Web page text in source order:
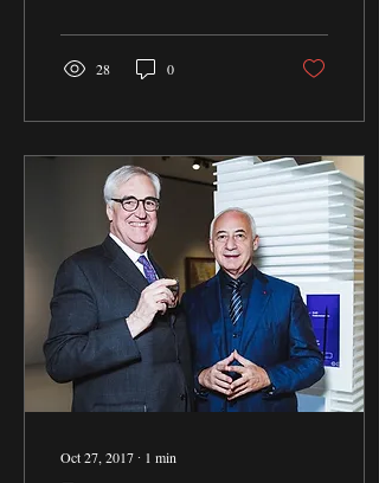
28 0
Oct 27, 2017 ∙ 1 min